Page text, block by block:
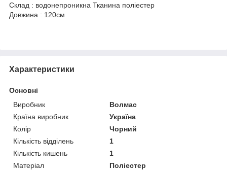
Склад : водонепроникна Тканина поліестер
Довжина : 120см
Характеристики
Основні
Виробник
Волмас
Країна виробник
Україна
Колір
Чорний
Кількість відділень
1
Кількість кишень
1
Матеріал
Поліестер